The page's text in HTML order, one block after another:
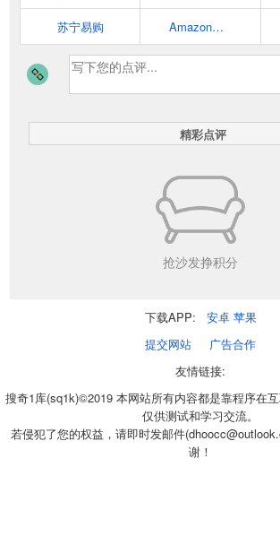
苏宁易购 Amazon亚马逊
精彩点评
抢沙发挣积分
下载APP: 安卓 苹果
提交网站
广告合作
友情链接:
搜奇1库(sq1k)©2019 本网站所有内容都是靠程序在
仅供测试和学习交流。
若侵犯了您的权益，请即时发邮件
谢！